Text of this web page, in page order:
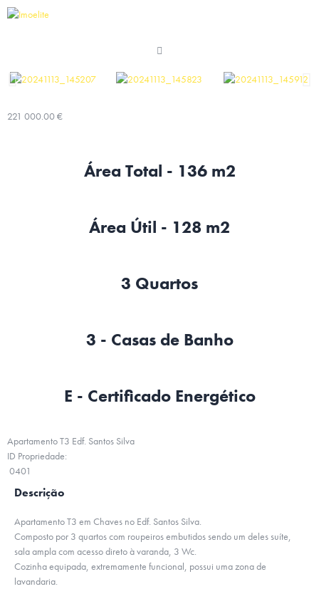
221 000.00 €
Área Total - 136 m2
Área Útil - 128 m2
3 Quartos
3 - Casas de Banho
E - Certificado Energético
Apartamento T3 Edf. Santos Silva
ID Propriedade:
0401
Descrição
Apartamento T3 em Chaves no Edf. Santos Silva.
Composto por 3 quartos com roupeiros embutidos sendo um deles suíte,
sala ampla com acesso direto à varanda, 3 Wc.
Cozinha equipada, extremamente funcional, possui uma zona de
lavandaria.